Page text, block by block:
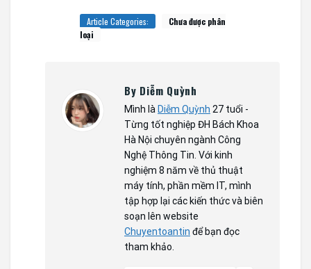
Article Categories:
Chưa được phân
loại
By Diễm Quỳnh
Mình là Diễm Quỳnh 27 tuổi -
Từng tốt nghiệp ĐH Bách Khoa
Hà Nội chuyên ngành Công
Nghệ Thông Tin. Với kinh
nghiệm 8 năm về thủ thuật
máy tính, phần mềm IT, mình
tập hợp lại các kiến thức và biên
soạn lên website
Chuyentoantin để bạn đọc
tham khảo.